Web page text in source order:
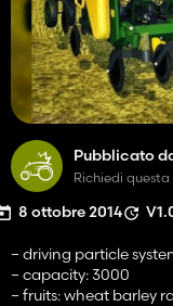
Pubblicato
Richiedi
8 ottobre 2014
– driving particle
– capacity: 3000
– fruits: wheat barley